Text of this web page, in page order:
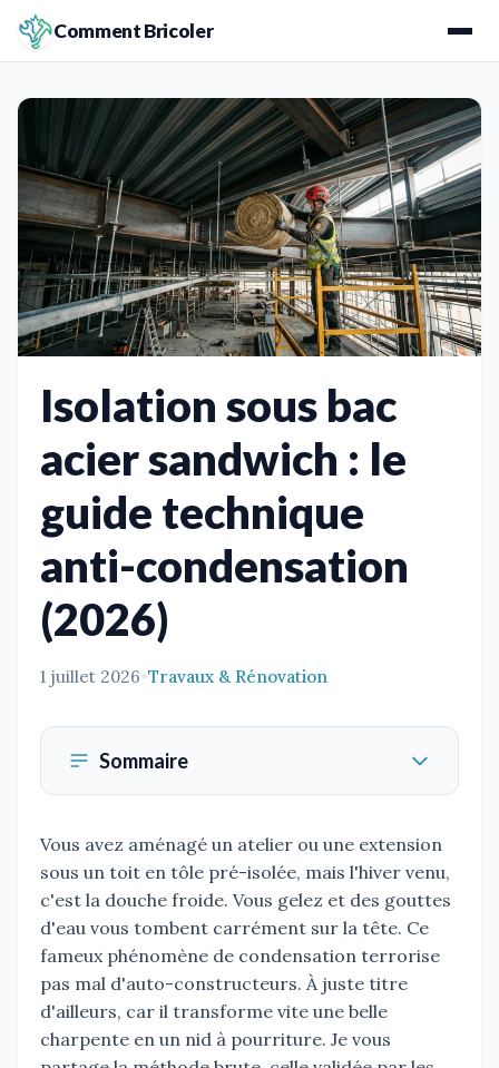
Comment Bricoler
Isolation sous bac
acier sandwich : le
guide technique
anti-condensation
(2026)
1 juillet 2026•Travaux & Rénovation
Sommaire
Vous avez aménagé un atelier ou une extension
sous un toit en tôle pré-isolée, mais l'hiver venu,
c'est la douche froide. Vous gelez et des gouttes
d'eau vous tombent carrément sur la tête. Ce
fameux phénomène de condensation terrorise
pas mal d'auto-constructeurs. À juste titre
d'ailleurs, car il transforme vite une belle
charpente en un nid à pourriture. Je vous